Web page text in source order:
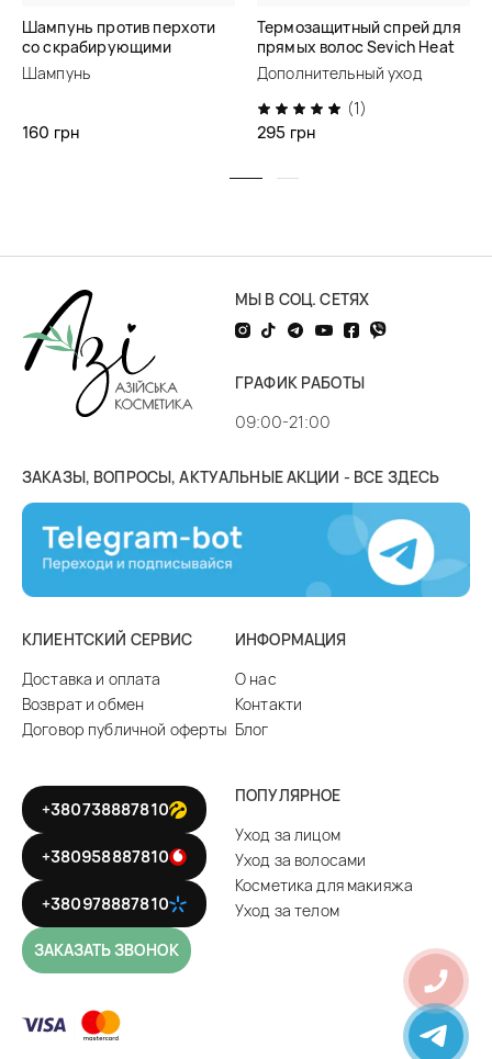
Шампунь против перхоти
со скрабирующими
частицами Soika
Шампунь
160 грн
Термозащитный спрей для
прямых волос Sevich Heat
Protection Spray For
Straight Hair
Дополнительный уход
(1)
295 грн
МЫ В СОЦ. СЕТЯХ
ГРАФИК РАБОТЫ
09:00-21:00
ЗАКАЗЫ, ВОПРОСЫ, АКТУАЛЬНЫЕ АКЦИИ - ВСЕ ЗДЕСЬ
КЛИЕНТСКИЙ СЕРВИС
Доставка и оплата
Возврат и обмен
Договор публичной оферты
ИНФОРМАЦИЯ
О нас
Контакти
Блог
+380738887810
+380958887810
+380978887810
ЗАКАЗАТЬ ЗВОНОК
ПОПУЛЯРНОЕ
Уход за лицом
Уход за волосами
Косметика для макияжа
Уход за телом